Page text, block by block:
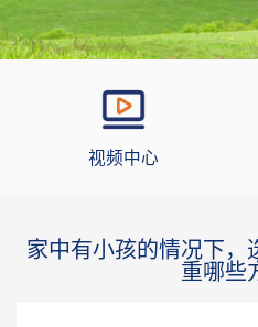
视频中心
家中有小孩的情况下，
重哪些